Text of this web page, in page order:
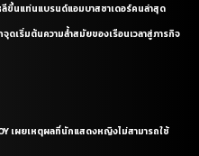
ลีขึ้นแท่นแบรนด์แอมบาสซาเดอร์คนล่าสุด
กจุดเริ่มต้นความล้ำสมัยของเรือนเวลาสู่ภารกิจ
เผยเหตุผลที่นักแสดงหญิงไม่สามารถใช้